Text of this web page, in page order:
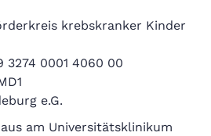
krebskranker Kinder
3274 0001 4060 00
e.G.
am Universitätsklinikum